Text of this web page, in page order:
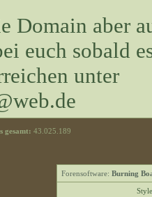
Domain aber
euch sobald
unter
gesamt: 43.025.189
Forensoftware: Burning